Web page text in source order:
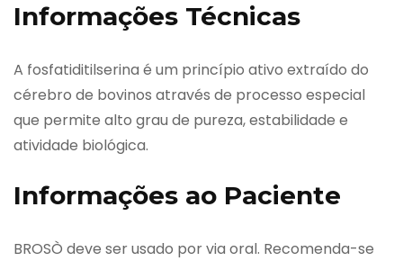
Informações Técnicas
A fosfatiditilserina é um princípio ativo extraído do
cérebro de bovinos através de processo especial
que permite alto grau de pureza, estabilidade e
atividade biológica.
Informações ao Paciente
BROSÒ deve ser usado por via oral. Recomenda-se